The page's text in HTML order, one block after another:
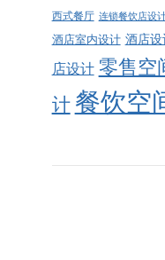
西式餐厅 连锁餐饮店设
酒店室内设计 酒店设
店设计 零售空
计 餐饮空